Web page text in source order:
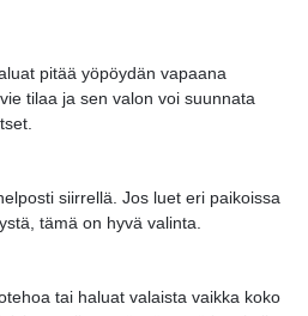
pitää yöpöydän vapaana
tilaa ja sen valon voi suunnata
siirrellä. Jos luet eri paikoissa
tämä on hyvä valinta.
tai haluat valaista vaikka koko